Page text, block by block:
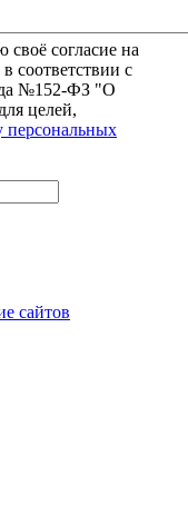
согласие на
соответствии с
№152-ФЗ "О
целей,
персональных
сайтов